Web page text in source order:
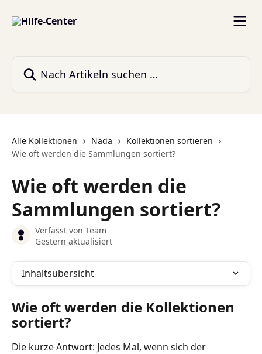
Alle Kollektionen Nada
Kollektionen sortieren
Wie oft werden die Sammlungen sortiert?
Wie oft werden die
Sammlungen sortiert?
Verfasst von Team
Gestern aktualisiert
Inhaltsübersicht
Wie oft werden die Kollektionen
sortiert?
Die kurze Antwort: Jedes Mal, wenn sich der